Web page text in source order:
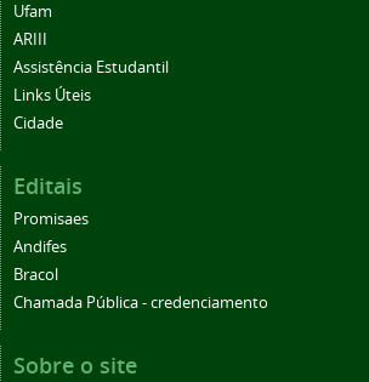
Ufam
ARIII
Assistência Estudantil
Links Úteis
Cidade
Editais
Promisaes
Andifes
Bracol
Chamada Pública - credenciamento
Sobre o site